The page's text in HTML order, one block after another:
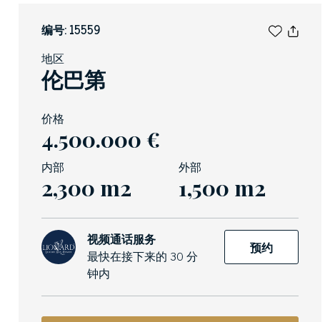
编号: 15559
地区
伦巴第
价格
4.500.000 €
内部
2,300 m2
外部
1,500 m2
视频通话服务
最快在接下来的 30 分
钟内
预约